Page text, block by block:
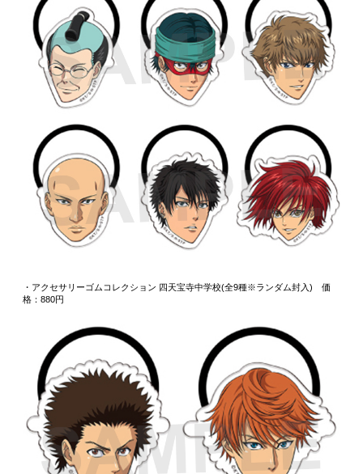
・アクセサリーゴムコレクション 四天宝寺中学校(全9種※ランダム封入) 価
格：880円